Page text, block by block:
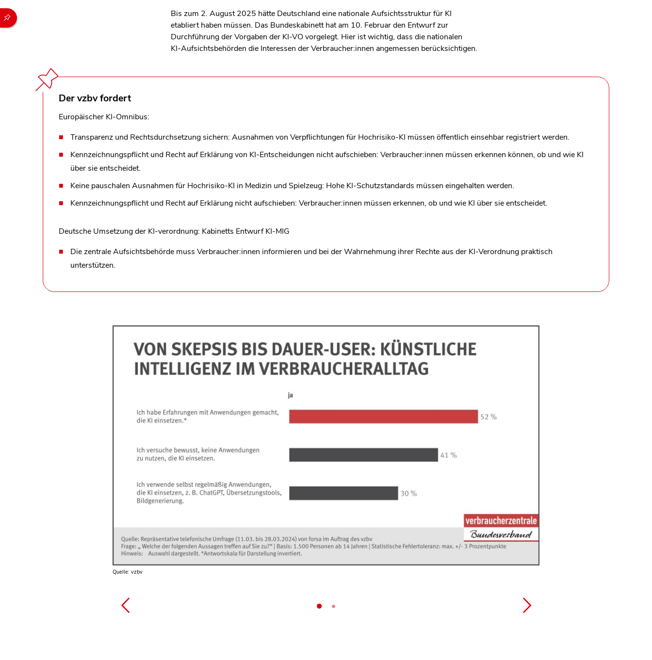
Durch die folgenden Buttons können Sie direkt auf einen speziellen Bereich des Inhaltes springen
Bis zum 2. August 2025 hätte Deutschland eine nationale Aufsichtsstruktur für KI
etabliert haben müssen. Das Bundeskabinett hat am 10. Februar den Entwurf zur
Durchführung der Vorgaben der KI‑VO vorgelegt. Hier ist wichtig, dass die nationalen
KI‑Aufsichtsbehörden die Interessen der Verbraucher:innen angemessen berücksichtigen.
Der vzbv fordert
Europäischer KI-Omnibus:
Transparenz und Rechtsdurchsetzung sichern: Ausnahmen von Verpflichtungen für Hochrisiko-KI müssen öffentlich einsehbar registriert werden.
Kennzeichnungspflicht und Recht auf Erklärung von KI-Entscheidungen nicht aufschieben: Verbraucher:innen müssen erkennen können, ob und wie KI
über sie entscheidet.
Keine pauschalen Ausnahmen für Hochrisiko‑KI in Medizin und Spielzeug: Hohe KI‑Schutzstandards müssen eingehalten werden.
Kennzeichnungspflicht und Recht auf Erklärung nicht aufschieben: Verbraucher:innen müssen erkennen, ob und wie KI über sie entscheidet.
Deutsche Umsetzung der KI-verordnung: Kabinetts Entwurf KI-MIG
Die zentrale Aufsichtsbehörde muss Verbraucher:innen informieren und bei der Wahrnehmung ihrer Rechte aus der KI-Verordnung praktisch
unterstützen.
Quelle: vzbv
Quelle: vzbv